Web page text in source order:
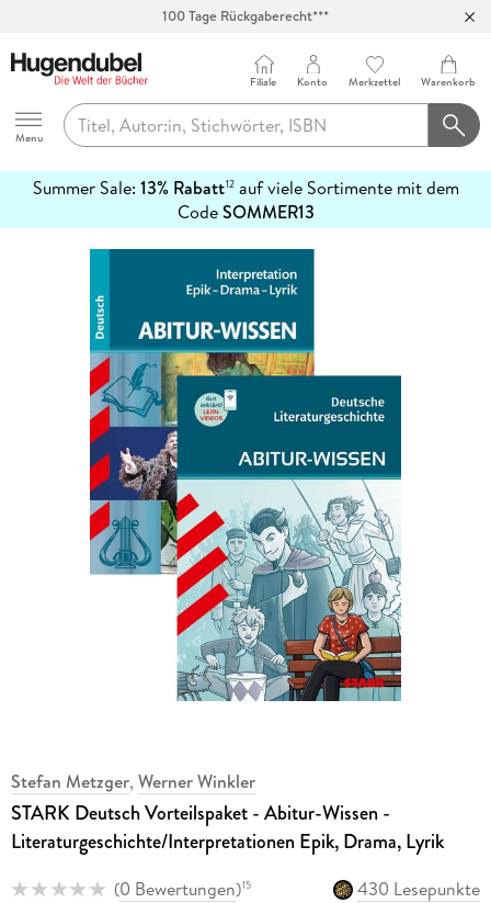
100 Tage Rückgaberecht***
Hugendubel
Menu
Filiale Konto Merkzettel Warenkorb
Summer Sale: 13% Rabatt12auf viele Sortimente mit dem
CodeSOMMER13
erfahren
Stefan Metzger, Werner Winkler
STARK Deutsch Vorteilspaket - Abitur-Wissen -
Literaturgeschichte/Interpretationen Epik, Drama, Lyrik
(0 Bewertungen)15
430 Lesepunkte